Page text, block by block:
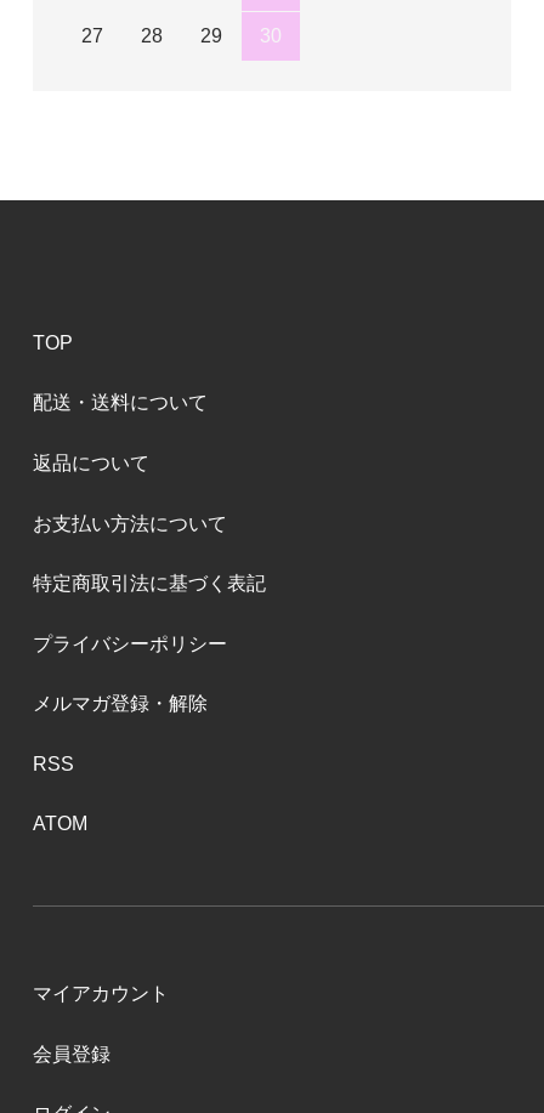
27 28 29 30
TOP
配送・送料について
返品について
お支払い方法について
特定商取引法に基づく表記
プライバシーポリシー
メルマガ登録・解除
RSS
ATOM
マイアカウント
会員登録